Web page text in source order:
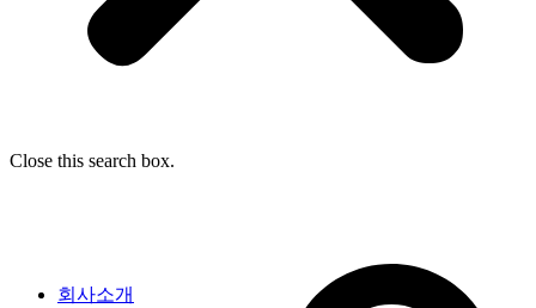
Close this search box.
회사소개